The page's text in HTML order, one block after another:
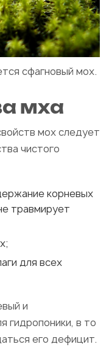
сфагновый мох.
мха
мох следует
чистого
корневых
травмирует
для всех
и
гидропоники, в то
его дефицит.